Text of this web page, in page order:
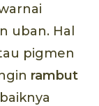
uban. Hal
pigmen
rambut